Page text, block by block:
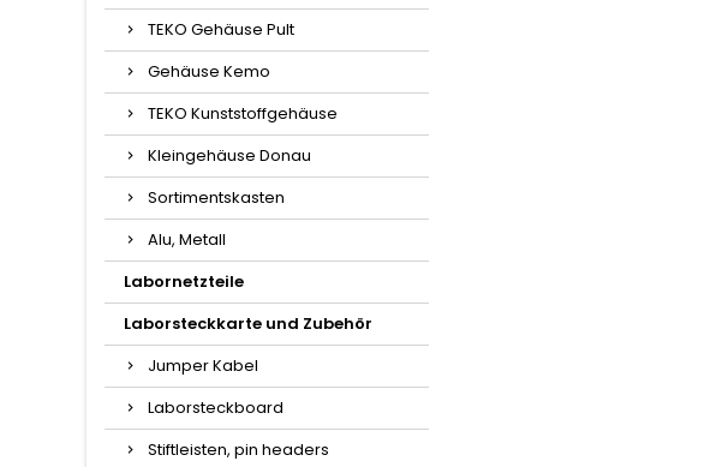
TEKO Gehäuse Pult
Gehäuse Kemo
TEKO Kunststoffgehäuse
Kleingehäuse Donau
Sortimentskasten
Alu, Metall
Labornetzteile
Laborsteckkarte und Zubehör
Jumper Kabel
Laborsteckboard
Stiftleisten, pin headers